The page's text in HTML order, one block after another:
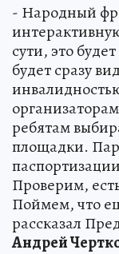
- Народный
сути, это
будет сразу
ребятам
площадки.
Проверим,
Поймем, что
рассказал
Андрей